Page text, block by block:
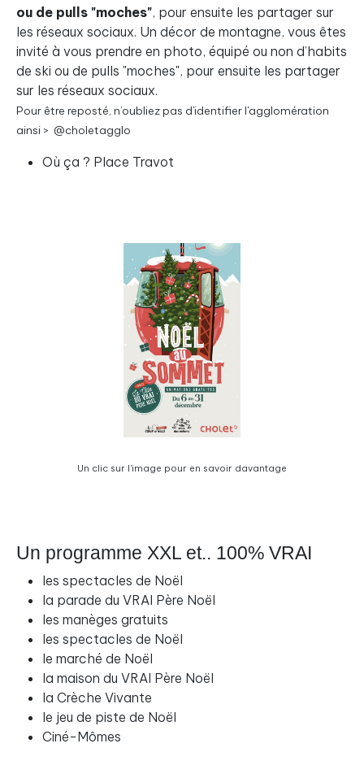
ou de pulls "moches", pour ensuite les partager sur
les réseaux sociaux. Un décor de montagne, vous êtes
invité à vous prendre en photo, équipé ou non d’habits
de ski ou de pulls "moches", pour ensuite les partager
sur les réseaux sociaux.
Pour être reposté, n’oubliez pas d'identifier l'agglomération
ainsi > @choletagglo
Où ça ? Place Travot
Un clic sur l'image pour en savoir davantage
Un programme XXL et.. 100% VRAI
les spectacles de Noël
la parade du VRAI Père Noël
les manèges gratuits
les spectacles de Noël
le marché de Noël
la maison du VRAI Père Noël
la Crèche Vivante
le jeu de piste de Noël
Ciné-Mômes